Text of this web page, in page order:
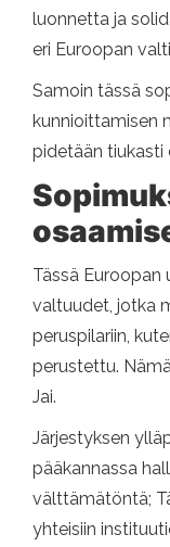
luonnetta ja
eri Euroopan
Samoin tässä
kunnioittamisen
pidetään tiukasti
Tässä Euroopan
valtuudet, jotka
peruspilariin,
perustettu.
Jai.
Järjestyksen
pääkannassa
välttämätöntä;
yhteisiin